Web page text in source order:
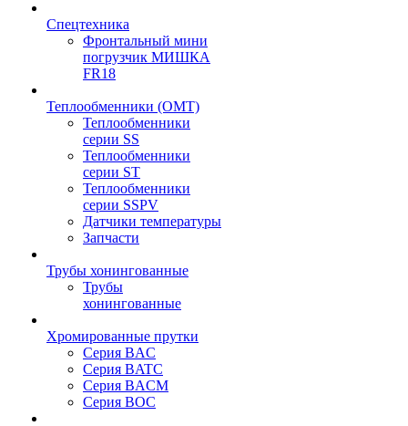
Спецтехника
Фронтальный мини
погрузчик МИШКА
FR18
Теплообменники (OMT)
Теплообменники
серии SS
Теплообменники
серии ST
Теплообменники
серии SSPV
Датчики температуры
Запчасти
Трубы хонингованные
Трубы
хонингованные
Хромированные прутки
Серия BAC
Серия BATC
Серия BACM
Серия BOC